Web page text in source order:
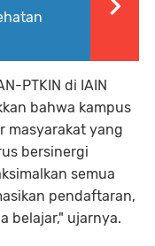
PTKIN di IAIN
bahwa kampus
masyarakat yang
bersinergi
semua
pendaftaran,
belajar," ujarnya.